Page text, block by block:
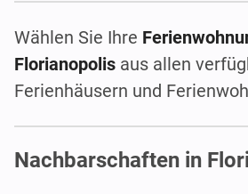
Wählen Sie Ihre
Florianopolis aus allen
Ferienhäusern und
Nachbarschaften in